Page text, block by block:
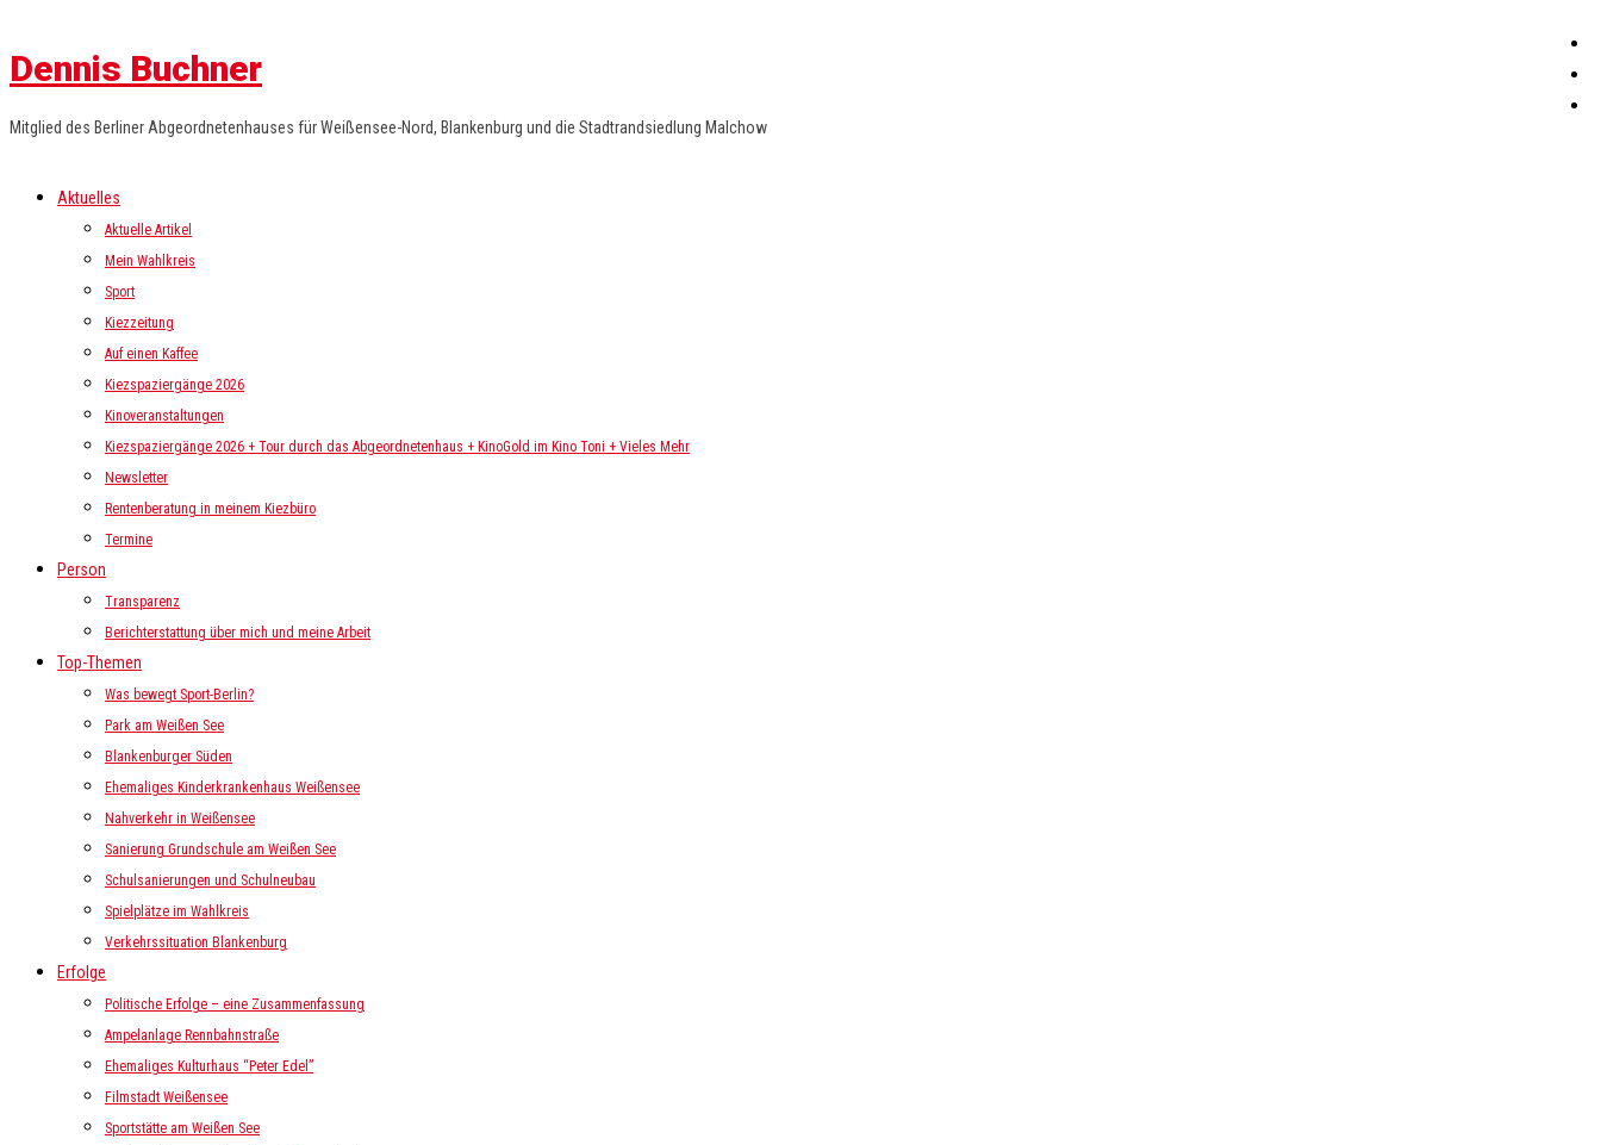
Dennis Buchner
Mitglied des Berliner Abgeordnetenhauses für Weißensee-Nord, Blankenburg und die Stadtrandsiedlung Malchow
Aktuelles
Aktuelle Artikel
Mein Wahlkreis
Sport
Kiezzeitung
Auf einen Kaffee
Kiezspaziergänge 2026
Kinoveranstaltungen
Kiezspaziergänge 2026 + Tour durch das Abgeordnetenhaus + KinoGold im Kino Toni + Vieles Mehr
Newsletter
Rentenberatung in meinem Kiezbüro
Termine
Person
Transparenz
Berichterstattung über mich und meine Arbeit
Top-Themen
Was bewegt Sport-Berlin?
Park am Weißen See
Blankenburger Süden
Ehemaliges Kinderkrankenhaus Weißensee
Nahverkehr in Weißensee
Sanierung Grundschule am Weißen See
Schulsanierungen und Schulneubau
Spielplätze im Wahlkreis
Verkehrssituation Blankenburg
Erfolge
Politische Erfolge – eine Zusammenfassung
Ampelanlage Rennbahnstraße
Ehemaliges Kulturhaus “Peter Edel”
Filmstadt Weißensee
Sportstätte am Weißen See